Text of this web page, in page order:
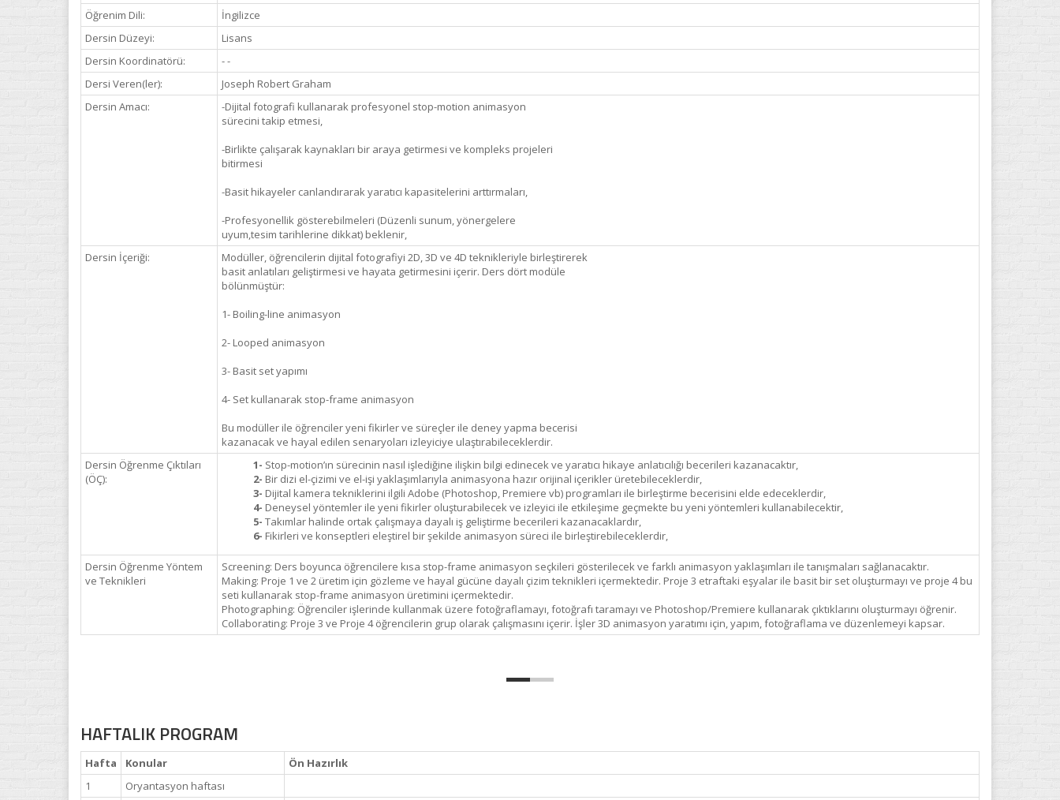
Öğrenim Dili:
İngilizce
Dersin Düzeyi:
Lisans
Dersin Koordinatörü:
- -
Dersi Veren(ler):
Joseph Robert Graham
Dersin Amacı:
-Dijital fotografi kullanarak profesyonel stop-motion animasyon
sürecini takip etmesi,
-Birlikte çalışarak kaynakları bir araya getirmesi ve kompleks projeleri
bitirmesi
-Basit hikayeler canlandırarak yaratıcı kapasitelerini arttırmaları,
-Profesyonellik gösterebilmeleri (Düzenli sunum, yönergelere
uyum,tesim tarihlerine dikkat) beklenir,
Dersin İçeriği:
Modüller, öğrencilerin dijital fotografiyi 2D, 3D ve 4D teknikleriyle birleştirerek
basit anlatıları geliştirmesi ve hayata getirmesini içerir. Ders dört modüle
bölünmüştür:
1- Boiling-line animasyon
2- Looped animasyon
3- Basit set yapımı
4- Set kullanarak stop-frame animasyon
Bu modüller ile öğrenciler yeni fikirler ve süreçler ile deney yapma becerisi
kazanacak ve hayal edilen senaryoları izleyiciye ulaştırabileceklerdir.
Dersin Öğrenme Çıktıları
(ÖÇ):
1- Stop-motion’ın sürecinin nasıl işlediğine ilişkin bilgi edinecek ve yaratıcı hikaye anlatıcılığı becerileri kazanacaktır,
2- Bir dizi el-çizimi ve el-işi yaklaşımlarıyla animasyona hazır orijinal içerikler üretebileceklerdir,
3- Dijital kamera tekniklerini ilgili Adobe (Photoshop, Premiere vb) programları ile birleştirme becerisini elde edeceklerdir,
4- Deneysel yöntemler ile yeni fikirler oluşturabilecek ve izleyici ile etkileşime geçmekte bu yeni yöntemleri kullanabilecektir,
5- Takımlar halinde ortak çalışmaya dayalı iş geliştirme becerileri kazanacaklardır,
6- Fikirleri ve konseptleri eleştirel bir şekilde animasyon süreci ile birleştirebileceklerdir,
Dersin Öğrenme Yöntem
ve Teknikleri
Screening: Ders boyunca öğrencilere kısa stop-frame animasyon seçkileri gösterilecek ve farklı animasyon yaklaşımları ile tanışmaları sağlanacaktır.
Making: Proje 1 ve 2 üretim için gözleme ve hayal gücüne dayalı çizim teknikleri içermektedir. Proje 3 etraftaki eşyalar ile basit bir set oluşturmayı ve proje 4 bu
seti kullanarak stop-frame animasyon üretimini içermektedir.
Photographing: Öğrenciler işlerinde kullanmak üzere fotoğraflamayı, fotoğrafı taramayı ve Photoshop/Premiere kullanarak çıktıklarını oluşturmayı öğrenir.
Collaborating: Proje 3 ve Proje 4 öğrencilerin grup olarak çalışmasını içerir. İşler 3D animasyon yaratımı için, yapım, fotoğraflama ve düzenlemeyi kapsar.
HAFTALIK PROGRAM
Hafta Konular
Ön Hazırlık
1
Oryantasyon haftası